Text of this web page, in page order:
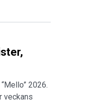
2026.
veckans